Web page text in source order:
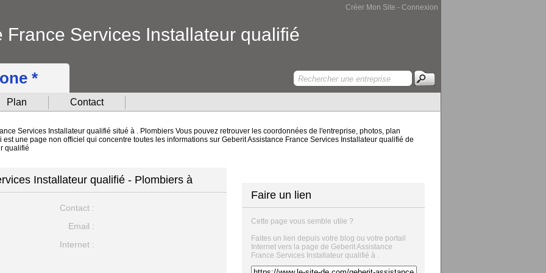
Créer Mon Site - Connexion
France Services Installateur qualifié
*
Plan Contact
Services Installateur qualifié situé à . Plombiers Vous pouvez retrouver les coordonnées de l'entreprise, photos, plan
une page non officiel qui concentre toutes les informations sur Geberit Assistance France Services Installateur qualifié de
qualifié
Installateur qualifié - Plombiers à
Contact :
Email :
Internet :
Faire un lien
Cette page vous semble utile ?
Faites un lien depuis votre blog ou votre portail
Internet vers la page de Geberit Assistance
France Services Installateur qualifié à .